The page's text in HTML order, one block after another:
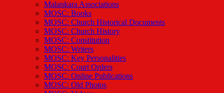
Malankara Associations
MOSC: Books
MOSC: Church Historical Documents
MOSC: Church History
MOSC: Constitution
MOSC: Writers
MOSC: Key Personalities
MOSC: Court Orders
MOSC: Online Publications
MOSC: Old Photos